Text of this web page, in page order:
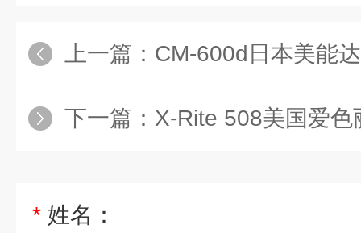
上一篇： CM-600d日本美能
下一篇： X-Rite 508美国爱
* 姓名：